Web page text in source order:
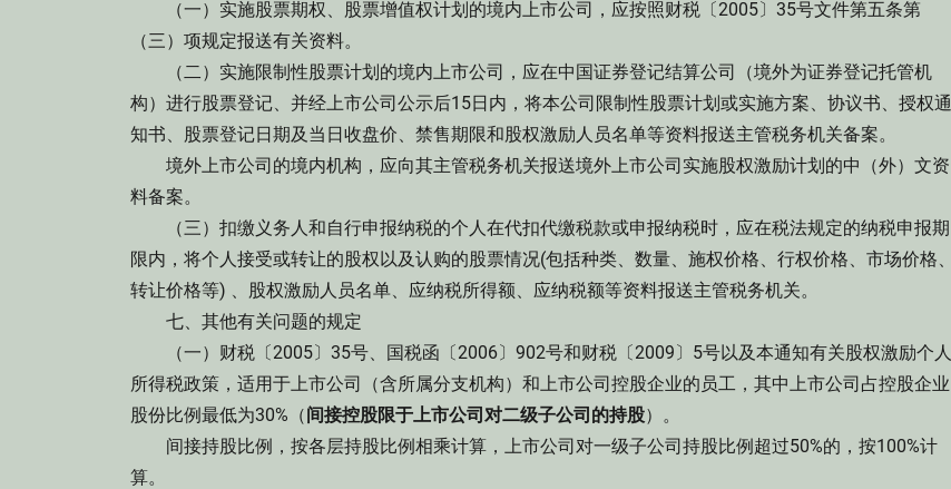
（一）实施股票期权、股票增值权计划的境内上市公司，应按照财税〔2005〕35号文件第五条第
（三）项规定报送有关资料。
（二）实施限制性股票计划的境内上市公司，应在中国证券登记结算公司（境外为证券登记托管机
构）进行股票登记、并经上市公司公示后15日内，将本公司限制性股票计划或实施方案、协议书、授权通
知书、股票登记日期及当日收盘价、禁售期限和股权激励人员名单等资料报送主管税务机关备案。
境外上市公司的境内机构，应向其主管税务机关报送境外上市公司实施股权激励计划的中（外）文资
料备案。
（三）扣缴义务人和自行申报纳税的个人在代扣代缴税款或申报纳税时，应在税法规定的纳税申报期
限内，将个人接受或转让的股权以及认购的股票情况(包括种类、数量、施权价格、行权价格、市场价格、
转让价格等) 、股权激励人员名单、应纳税所得额、应纳税额等资料报送主管税务机关。
七、其他有关问题的规定
（一）财税〔2005〕35号、国税函〔2006〕902号和财税〔2009〕5号以及本通知有关股权激励个人
所得税政策，适用于上市公司（含所属分支机构）和上市公司控股企业的员工，其中上市公司占控股企业
股份比例最低为30%（间接控股限于上市公司对二级子公司的持股）。
间接持股比例，按各层持股比例相乘计算，上市公司对一级子公司持股比例超过50%的，按100%计
算。